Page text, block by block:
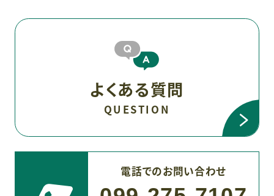
よくある質問
QUESTION
電話でのお問い合わせ